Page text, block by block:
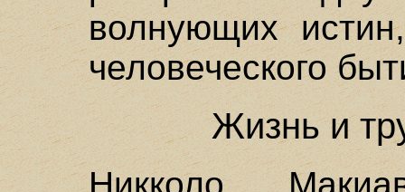
волнующих
человеческого
Жизнь и
Никколо